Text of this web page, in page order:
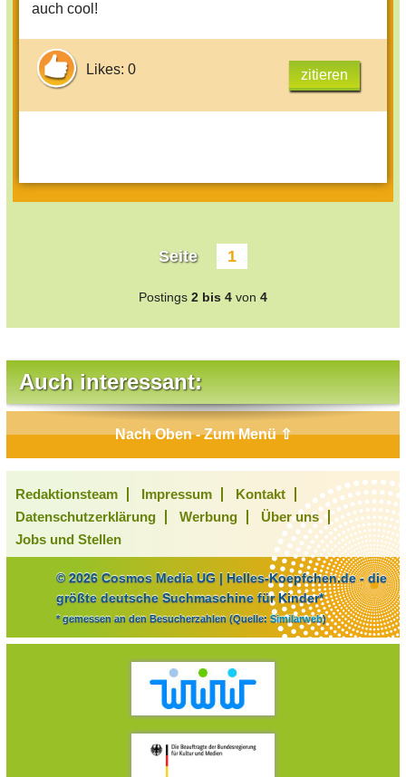
auch cool!
Likes: 0 zitieren
Seite 1
Postings 2 bis 4 von 4
Auch interessant:
Nach Oben - Zum Menü ⇧
Redaktionsteam Impressum
Kontakt
Datenschutzerklärung
Werbung
Über uns
Jobs und Stellen
© 2026 Cosmos Media UG | Helles-Koepfchen.de - die
größte deutsche Suchmaschine für Kinder*
* gemessen an den Besucherzahlen (Quelle: Similarweb)